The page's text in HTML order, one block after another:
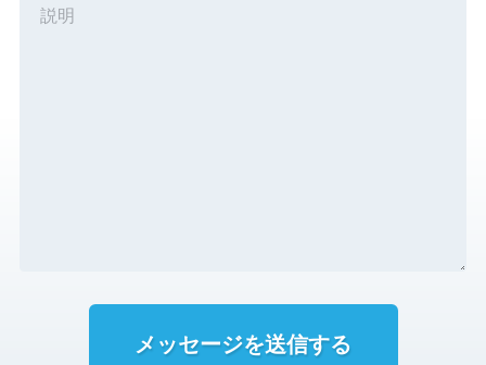
メッセージを送信する